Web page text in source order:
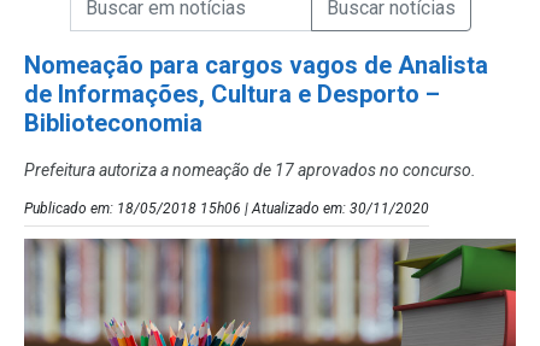
Nomeação para cargos vagos de Analista
de Informações, Cultura e Desporto –
Biblioteconomia
Prefeitura autoriza a nomeação de 17 aprovados no concurso.
Publicado em: 18/05/2018 15h06 | Atualizado em: 30/11/2020